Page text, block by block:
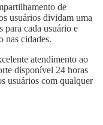
de
usuários dividam uma
para cada usuário e
nas cidades.
atendimento ao
disponível 24 horas
usuários com qualquer